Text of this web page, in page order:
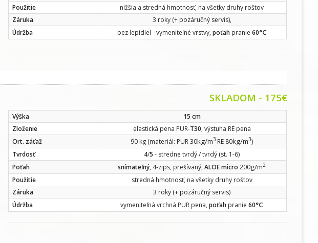
Použitie
nižšia a stredná hmotnosť, na všetky druhy roštov
Záruka
3 roky (+ pozáručný servis),
Údržba
bez lepidiel - vymeniteľné vrstvy, poťahpranie 60°C
SKLADOM - 175€
Výška
15 cm
Zloženie
elastická pena PUR-T30, výstuha RE pena
Ort. záťaž
90 kg (materiál: PUR 30kg/m3 RE 80kg/m3)
Tvrdosť
4/5 - stredne tvrdý / tvrdý (st. 1-6)
Poťah
snímateľný, 4-zips, prešívaný,ALOE micro 200g/m2
Použitie
stredná hmotnosť, na všetky druhy roštov
Záruka
3 roky (+ pozáručný servis)
Údržba
vymeniteľná vrchná PUR pena,poťah pranie60°C